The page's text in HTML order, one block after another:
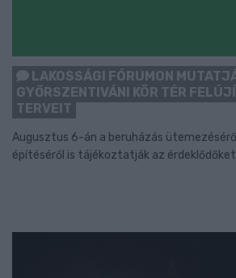
LAKOSSÁGI FÓRUMON
GYŐRSZENTIVÁNI KÖR TÉR
TERVEIT
Augusztus 6-án a beruházás
építéséről is tájékoztatják az